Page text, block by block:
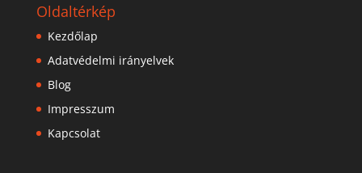
Oldaltérkép
Kezdőlap
Adatvédelmi irányelvek
Blog
Impresszum
Kapcsolat